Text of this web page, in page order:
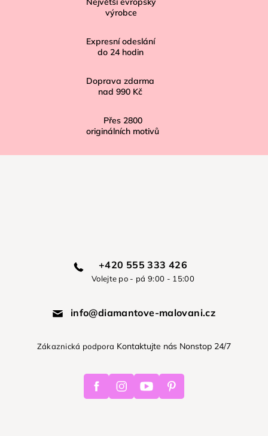
výrobce
Expresní odeslání
do 24 hodin
Doprava zdarma
nad 990 Kč
Přes 2800
originálních motivů
+420 555 333 426
Volejte po - pá 9:00 - 15:00
info@diamantove-malovani.cz
Zákaznická podpora Kontaktujte nás Nonstop 24/7
FacebookInstagramYoutube Pinterest